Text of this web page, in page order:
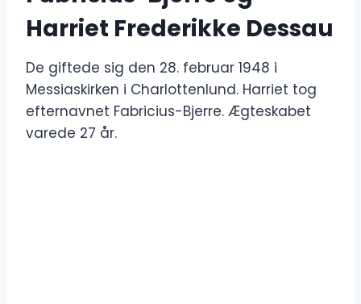
Harriet Frederikke Dessau
De giftede sig den 28. februar 1948 i
Messiaskirken i Charlottenlund. Harriet tog
efternavnet Fabricius-Bjerre. Ægteskabet
varede 27 år.